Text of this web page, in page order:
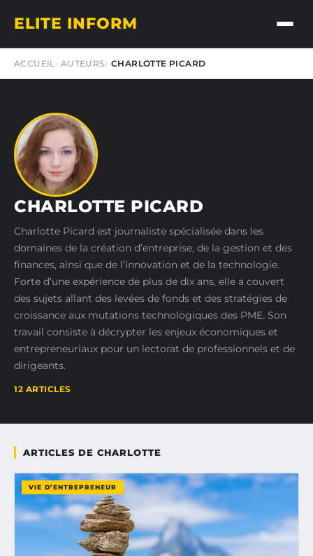
ELITE INFORM
ACCUEIL AUTEURS CHARLOTTE PICARD
CHARLOTTE PICARD
Charlotte Picard est journaliste spécialisée dans les
domaines de la création d’entreprise, de la gestion et des
finances, ainsi que de l’innovation et de la technologie.
Forte d’une expérience de plus de dix ans, elle a couvert
des sujets allant des levées de fonds et des stratégies de
croissance aux mutations technologiques des PME. Son
travail consiste à décrypter les enjeux économiques et
entrepreneuriaux pour un lectorat de professionnels et de
dirigeants.
12 ARTICLES
ARTICLES DE CHARLOTTE
VIE D’ENTREPRENEUR